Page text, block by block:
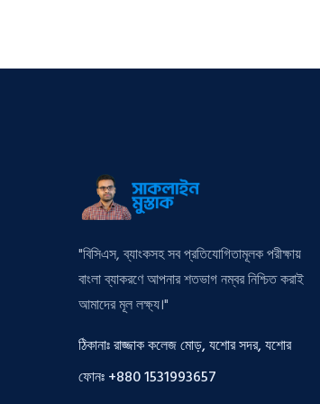
"বিসিএস, ব্যাংকসহ সব প্রতিযোগিতামূলক পরীক্ষায়
বাংলা ব্যাকরণে আপনার শতভাগ নম্বর নিশ্চিত করাই
আমাদের মূল লক্ষ্য।"
ঠিকানাঃ রাজ্জাক কলেজ মোড়, যশোর সদর, যশোর
ফোনঃ +880 1531993657